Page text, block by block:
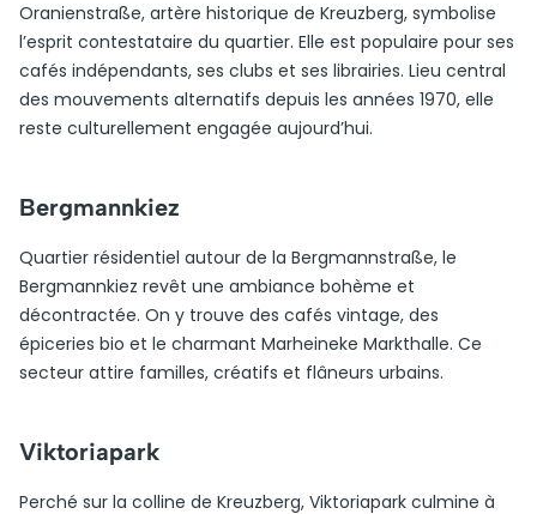
Oranienstraße, artère historique de Kreuzberg, symbolise
l’esprit contestataire du quartier. Elle est populaire pour ses
cafés indépendants, ses clubs et ses librairies. Lieu central
des mouvements alternatifs depuis les années 1970, elle
reste culturellement engagée aujourd’hui.
Bergmannkiez
Quartier résidentiel autour de la Bergmannstraße, le
Bergmannkiez revêt une ambiance bohème et
décontractée. On y trouve des cafés vintage, des
épiceries bio et le charmant Marheineke Markthalle. Ce
secteur attire familles, créatifs et flâneurs urbains.
Viktoriapark
Perché sur la colline de Kreuzberg, Viktoriapark culmine à